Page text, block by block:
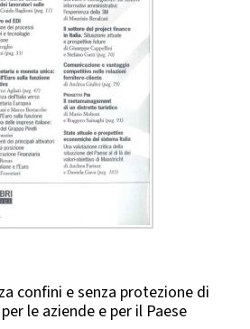
confini e senza protezione di
le aziende e per il Paese